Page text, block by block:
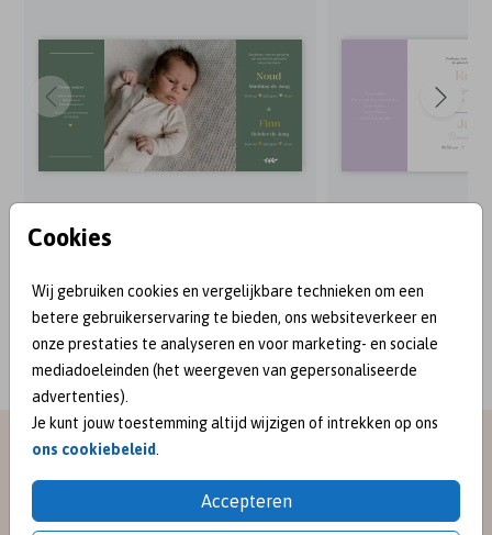
Cookies
Wij gebruiken cookies en vergelijkbare technieken om een
betere gebruikerservaring te bieden, ons websiteverkeer en
onze prestaties te analyseren en voor marketing- en sociale
mediadoeleinden (het weergeven van gepersonaliseerde
advertenties).
Je kunt jouw toestemming altijd wijzigen of intrekken op ons
ons cookiebeleid
Accepteren
BEKEND VAN:
meet me on
SOCIAL MEDIA